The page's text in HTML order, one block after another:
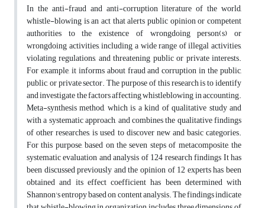
In the anti-fraud and anti-corruption literature of the world,
whistle-blowing is an act that alerts public opinion or competent
authorities to the existence of wrongdoing person(s) or
wrongdoing activities, including a wide range of illegal activities,
violating regulations, and threatening public or private interests.
For example, it informs about fraud and corruption in the public,
public, or private sector. The purpose of this research is to identify
and investigate the factors affecting whistleblowing in accounting.
Meta-synthesis method, which is a kind of qualitative study and
with a systematic approach, and combines the qualitative findings
of other researches, is used to discover new and basic categories.
For this purpose, based on the seven steps of metacomposite, the
systematic evaluation and analysis of 124 research findings It has
been discussed previously and the opinion of 12 experts has been
obtained and its effect coefficient has been determined with
Shannon's entropy based on content analysis. The findings indicate